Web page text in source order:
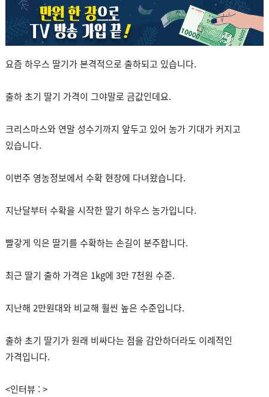
요즘 하우스 딸기가 본격적으로 출하되고 있습니다.
출하 초기 딸기 가격이 그야말로 금값인데요.
크리스마스와 연말 성수기까지 앞두고 있어 농가 기대가 커지고
있습니다.
이번주 영농정보에서 수확 현장에 다녀왔습니다.
지난달부터 수확을 시작한 딸기 하우스 농가입니다.
빨갛게 익은 딸기를 수확하는 손길이 분주합니다.
최근 딸기 출하 가격은 1kg에 3만 7천원 수준.
지난해 2만원대와 비교해 훨씬 높은 수준입니다.
출하 초기 딸기가 원래 비싸다는 점을 감안하더라도 이례적인
가격입니다.
<인터뷰 : >